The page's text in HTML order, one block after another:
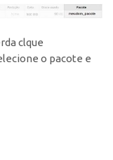
clque
o pacote e